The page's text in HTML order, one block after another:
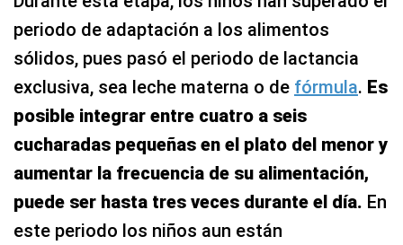
periodo de adaptación a los alimentos
sólidos, pues pasó el periodo de lactancia
exclusiva, sea leche materna o de fórmula. Es
posible integrar entre cuatro a seis
cucharadas pequeñas en el plato del menor y
aumentar la frecuencia de su alimentación,
puede ser hasta tres veces durante el día. En
este periodo los niños aun están